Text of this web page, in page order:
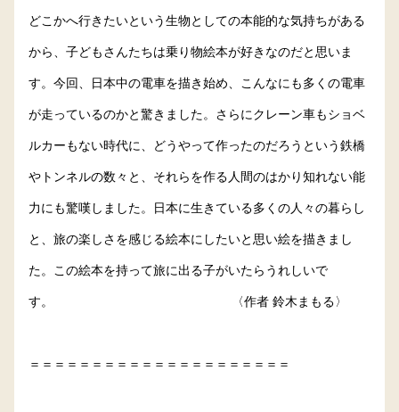
どこかへ行きたいという生物としての本能的な気持ちがある
から、子どもさんたちは乗り物絵本が好きなのだと思いま
す。今回、日本中の電車を描き始め、こんなにも多くの電車
が走っているのかと驚きました。さらにクレーン車もショベ
ルカーもない時代に、どうやって作ったのだろうという鉄橋
やトンネルの数々と、それらを作る人間のはかり知れない能
力にも驚嘆しました。日本に生きている多くの人々の暮らし
と、旅の楽しさを感じる絵本にしたいと思い絵を描きまし
た。この絵本を持って旅に出る子がいたらうれしいで
す。 〈作者 鈴木まもる〉
＝＝＝＝＝＝＝＝＝＝＝＝＝＝＝＝＝＝＝＝＝